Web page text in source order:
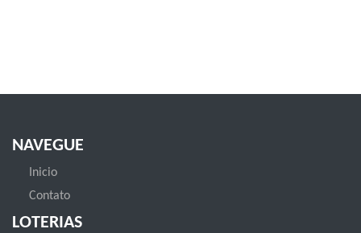
NAVEGUE
Inicio
Contato
LOTERIAS